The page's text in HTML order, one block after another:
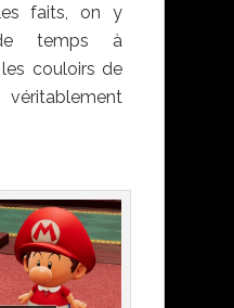
faits, on y
temps à
couloirs de
véritablement